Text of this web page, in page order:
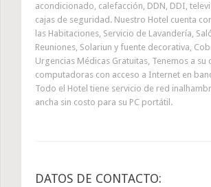
acondicionado, calefacción, DDN, DDI,
cajas de seguridad. Nuestro Hotel cuenta
las Habitaciones, Servicio de Lavandería,
Reuniones, Solariun y fuente decorativa,
Urgencias Médicas Gratuitas, Tenemos a su
computadoras con acceso a Internet en
Todo el Hotel tiene servicio de red
ancha sin costo para su PC portátil.
DATOS DE CONTACTO: